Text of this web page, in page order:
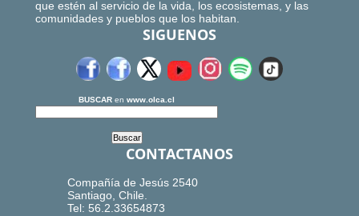
que estén al servicio de la vida, los ecosistemas, y las
comunidades y pueblos que los habitan.
SIGUENOS
BUSCAR en www.olca.cl
CONTACTANOS
Compañía de Jesús 2540
Santiago, Chile.
Tel: 56.2.33654873